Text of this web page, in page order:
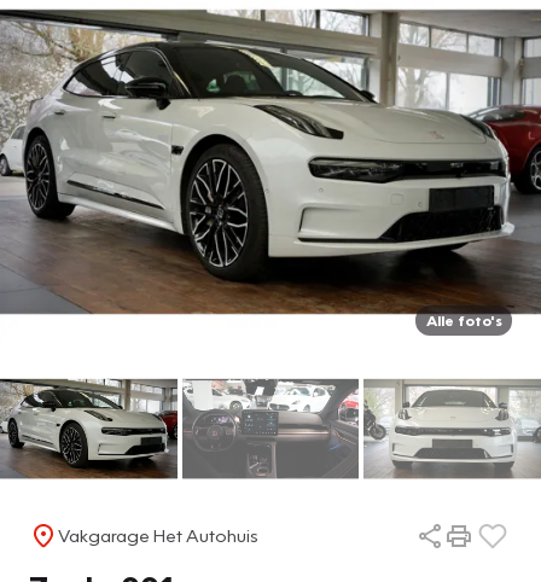
Alle foto's
Vakgarage Het Autohuis